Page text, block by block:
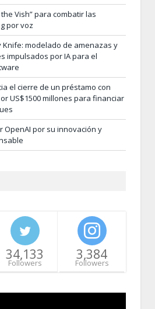
Vish” para combatir las
por voz
Knife: modelado de amenazas y
impulsados por IA para el
el cierre de un préstamo con
US$1500 millones para financiar
OpenAI por su innovación y
34,133
Followers
3,384
Followers